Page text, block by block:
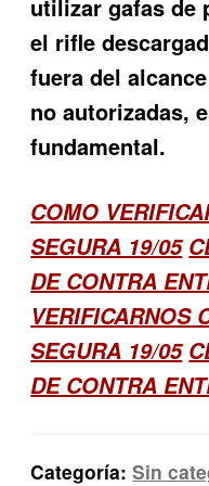
utilizar gafas de
el rifle
fuera del
no autorizadas,
fundamental.
COMO
SEGURA 19/05
DE CONTRA
VERIFICARNOS
SEGURA 19/05
DE CONTRA
Categoría:Sin